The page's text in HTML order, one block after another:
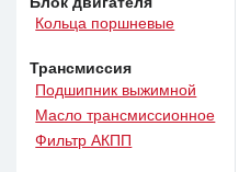
Кольца поршневые
Трансмиссия
Подшипник выжимной
Масло трансмиссионное
Фильтр АКПП